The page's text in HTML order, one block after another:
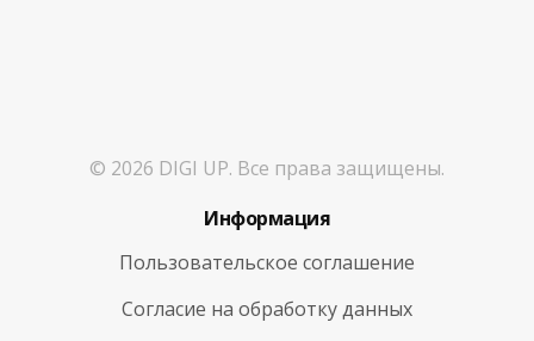
© 2026 DIGI UP. Все права защищены.
Информация
Пользовательское соглашение
Согласие на обработку данных